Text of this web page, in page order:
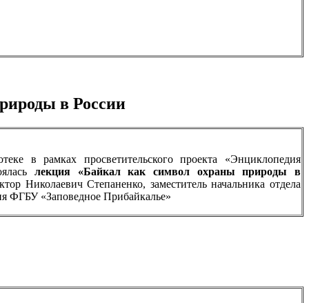
в России
в рамках просветительского проекта «Энциклопедия
лекция «Байкал как символ охраны природы в
Николаевич Степаненко, заместитель начальника отдела
ФГБУ «Заповедное Прибайкалье»